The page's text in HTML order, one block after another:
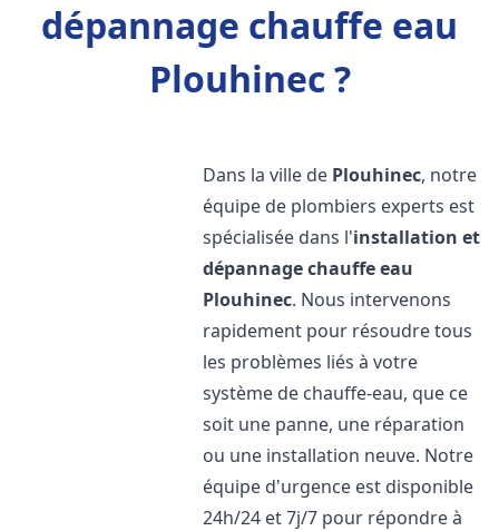
dépannage chauffe eau
Plouhinec ?
Dans la ville de Plouhinec, notre
équipe de plombiers experts est
spécialisée dans l'installation et
dépannage chauffe eau
Plouhinec. Nous intervenons
rapidement pour résoudre tous
les problèmes liés à votre
système de chauffe-eau, que ce
soit une panne, une réparation
ou une installation neuve. Notre
équipe d'urgence est disponible
24h/24 et 7j/7 pour répondre à